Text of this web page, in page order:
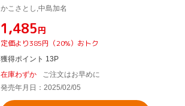
かこさとし,中島加名
¥1,485円
定価より385円（20%）おトク
獲得ポイント 13P
在庫わずか
ご注文はお早めに
発売年月日：2025/02/05